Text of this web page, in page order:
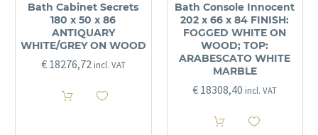
Bath Cabinet Secrets
180 x 50 x 86
ANTIQUARY
WHITE/GREY ON WOOD
€18276,72 incl. VAT
Bath Console Innocent
202 x 66 x 84 FINISH:
FOGGED WHITE ON
WOOD; TOP:
ARABESCATO WHITE
MARBLE
€ 18308,40 incl. VAT